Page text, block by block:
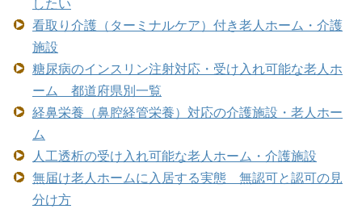
看取り介護（ターミナルケア）付き老人ホーム・介護
施設
糖尿病のインスリン注射対応・受け入れ可能な老人ホ
ーム 都道府県別一覧
経鼻栄養（鼻腔経管栄養）対応の介護施設・老人ホー
ム
人工透析の受け入れ可能な老人ホーム・介護施設
無届け老人ホームに入居する実態 無認可と認可の見
分け方